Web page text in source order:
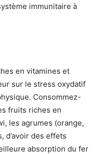
immunitaire à
en vitamines et
sur le stress oxydatif
Consommez-
fruits riches en
les agrumes (orange,
d’avoir des effets
absorption du fer